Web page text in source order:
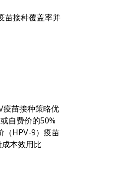
苗接种覆盖率并
疫苗接种策略优
自费价的50%
（HPV-9）疫苗
本效用比